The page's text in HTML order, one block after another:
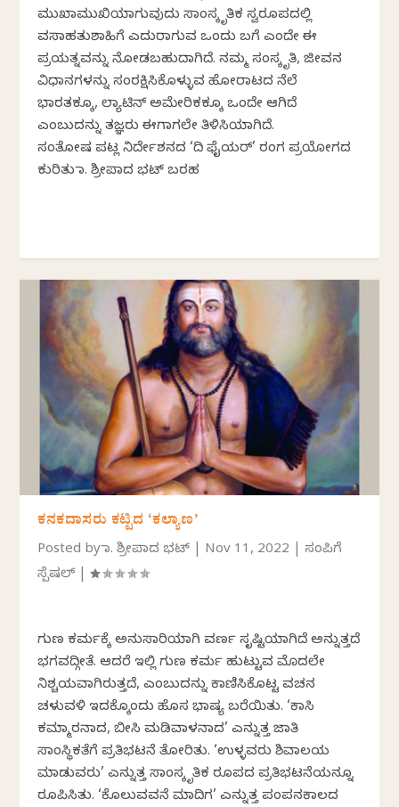
ಮುಖಾಮುಖಿಯಾಗುವುದು ಸಾಂಸ್ಕೃತಿಕ ಸ್ವರೂಪದಲ್ಲಿ
ವಸಾಹತುಶಾಹಿಗೆ ಎದುರಾಗುವ ಒಂದು ಬಗೆ ಎಂದೇ ಈ
ಪ್ರಯತ್ನವನ್ನು ನೋಡಬಹುದಾಗಿದೆ. ನಮ್ಮ ಸಂಸ್ಕೃತಿ, ಜೀವನ
ವಿಧಾನಗಳನ್ನು ಸಂರಕ್ಷಿಸಿಕೊಳ್ಳುವ ಹೋರಾಟದ ನೆಲೆ
ಭಾರತಕ್ಕೂ, ಲ್ಯಾಟಿನ್ ಅಮೇರಿಕಕ್ಕೂ ಒಂದೇ ಆಗಿದೆ
ಎಂಬುದನ್ನು ತಜ್ಞರು ಈಗಾಗಲೇ ತಿಳಿಸಿಯಾಗಿದೆ.
ಸಂತೋಷ ಪಟ್ಲ ನಿರ್ದೇಶನದ ‘ದಿ ಫೈಯರ್’ ರಂಗ ಪ್ರಯೋಗದ
ಕುರಿತು ಡಾ. ಶ್ರೀಪಾದ ಭಟ್‌ ಬರಹ
ಕನಕದಾಸರು ಕಟ್ಟಿದ ‘ಕಲ್ಯಾಣ’
Posted byಡಾ. ಶ್ರೀಪಾದ ಭಟ್ Nov 11, 2022 |ಸಂಪಿಗೆ
ಸ್ಪೆಷಲ್|
ಗುಣ ಕರ್ಮಕ್ಕೆ ಅನುಸಾರಿಯಾಗಿ ವರ್ಣ ಸೃಷ್ಟಿಯಾಗಿದೆ ಅನ್ನುತ್ತದೆ
ಭಗವದ್ಗೀತೆ. ಆದರೆ ಇಲ್ಲಿ ಗುಣ ಕರ್ಮ ಹುಟ್ಟುವ ಮೊದಲೇ
ನಿಶ್ಚಯವಾಗಿರುತ್ತದೆ, ಎಂಬುದನ್ನು ಕಾಣಿಸಿಕೊಟ್ಟ ವಚನ
ಚಳುವಳಿ ಇದಕ್ಕೊಂದು ಹೊಸ ಭಾಷ್ಯ ಬರೆಯಿತು. ‘ಕಾಸಿ
ಕಮ್ಮಾರನಾದ, ಬೀಸಿ ಮಡಿವಾಳನಾದ’ ಎನ್ನುತ್ತ ಜಾತಿ
ಸಾಂಸ್ಥಿಕತೆಗೆ ಪ್ರತಿಭಟನೆ ತೋರಿತು. ‘ಉಳ್ಳವರು ಶಿವಾಲಯ
ಮಾಡುವರು’ ಎನ್ನುತ್ತ ಸಾಂಸ್ಕೃತಿಕ ರೂಪದ ಪ್ರತಿಭಟನೆಯನ್ನೂ
ರೂಪಿಸಿತು. ‘ಕೊಲುವವನೆ ಮಾದಿಗ’ ಎನ್ನುತ್ತ ಪಂಪನಕಾಲದ